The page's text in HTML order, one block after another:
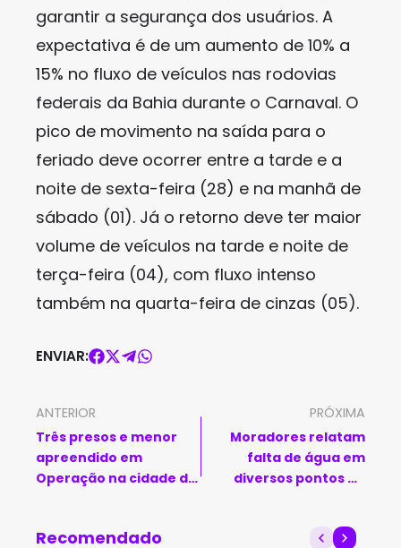
garantir a segurança dos usuários. A
expectativa é de um aumento de 10% a
15% no fluxo de veículos nas rodovias
federais da Bahia durante o Carnaval. O
pico de movimento na saída para o
feriado deve ocorrer entre a tarde e a
noite de sexta-feira (28) e na manhã de
sábado (01). Já o retorno deve ter maior
volume de veículos na tarde e noite de
terça-feira (04), com fluxo intenso
também na quarta-feira de cinzas (05).
ENVIAR:
ANTERIOR
Três presos e menor
apreendido em
Operação na cidade de
PRÓXIMA
Moradores relatam
falta de água em
diversos pontos de
Recomendado